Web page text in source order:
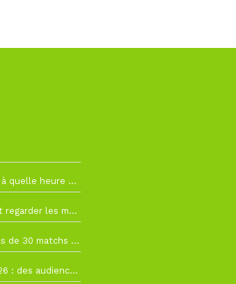
RC Lens – Villarreal : à quelle heure et sur quelle chaîne voir la finale de la Como Cup ?
Como Cup : comment regarder les matchs du RC Lens en direct ?
Ligue 1+ diffusera plus de 30 matchs amicaux avant la reprise de la Ligue 1
Coupe du monde 2026 : des audiences record, mais M6 devrait perdre très gros !